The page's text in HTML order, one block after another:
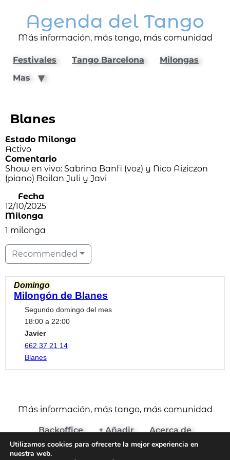
Agenda del Tango
Más información, más tango, más comunidad
Festivales Tango Barcelona
Milongas
Mas
Blanes
Estado Milonga
Activo
Comentario
Show en vivo: Sabrina Banfi (voz) y Nico Aiziczon
(piano) Bailan Juli y Javi
Fecha
12/10/2025
Milonga
1 milonga
Recommended
Domingo
Milongón de Blanes
Segundo domingo del mes
18:00 a 22:00
Javier
662 37 21 14
Blanes
Más información, más tango, más comunidad
Backoffice + Añadir
Acerca de
(c) 2024 Agenda del Tango
Utilizamos cookies para ofrecerte la mejor experiencia en
nuestra web.